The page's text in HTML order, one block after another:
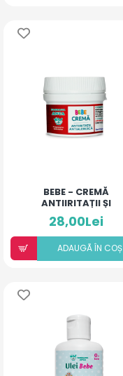
BEBE - CREMĂ
ANTIIRITAȚII ȘI
ANTIALERGICĂ
28,00Lei
ADAUGÃ ÎN COȘ